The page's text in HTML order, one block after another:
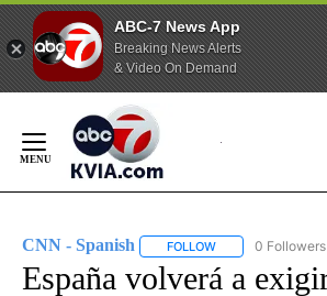
ABC-7 News App
Breaking News Alerts
& Video On Demand
Content
CNN - Spanish FOLLOW FOLLOW "CNN -
0 Followers
España volverá a